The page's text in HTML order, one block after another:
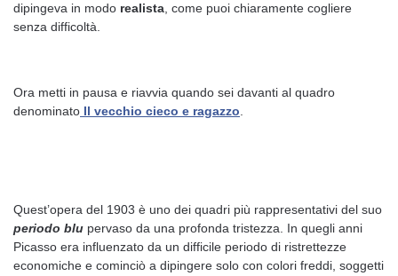
dipingeva in modo realista , come puoi chiaramente cogliere
senza difficoltà.
Ora metti in pausa e riavvia quando sei davanti al quadro
denominato Il vecchio cieco e ragazzo
Quest’opera del 1903 è uno dei quadri più rappresentativi del suo
periodo blu pervaso da una profonda tristezza. In quegli anni
Picasso era influenzato da un difficile periodo di ristrettezze
economiche e cominciò a dipingere solo con colori freddi, soggetti